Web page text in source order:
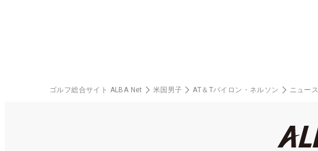
ゴルフ総合サイト ALBA Net 米国男子 AT＆Tバイロン・ネルソン ニュース